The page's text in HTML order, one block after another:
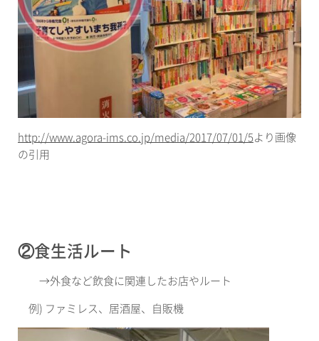
http://www.agora-ims.co.jp/media/2017/07/01/5より画像
の引用
②食生活ルート
→外食など飲食に関連したお店やルート
例) ファミレス、居酒屋、自販機